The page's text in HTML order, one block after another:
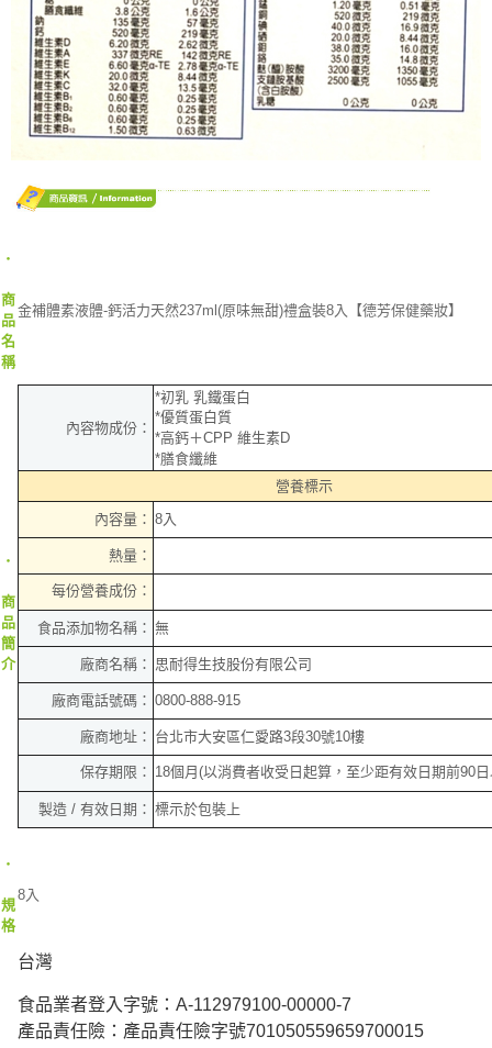
‧
商
品
名
稱
金補體素液體-鈣活力天然237ml(原味無甜)禮盒裝8入【德芳保健藥妝】
‧
商
品
簡
介
內容物成份：
*初乳 乳鐵蛋白
*優質蛋白質
*高鈣＋CPP 維生素D
*膳食纖維
營養標示
內容量： 8入
熱量：
每份營養成份：
食品添加物名稱： 無
廠商名稱： 思耐得生技股份有限公司
廠商電話號碼： 0800-888-915
廠商地址： 台北市大安區仁愛路3段30號10樓
保存期限： 18個月(以消費者收受日起算，至少距有效日期前90
製造 / 有效日期： 標示於包裝上
‧
規
格
8入
台灣
食品業者登入字號：A-112979100-00000-7
產品責任險：產品責任險字號701050559659700015